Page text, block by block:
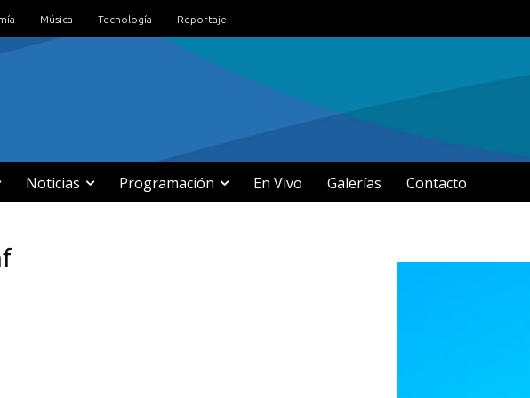
Música Tecnología Reportaje
Noticias Programación En Vivo Galerías Contacto